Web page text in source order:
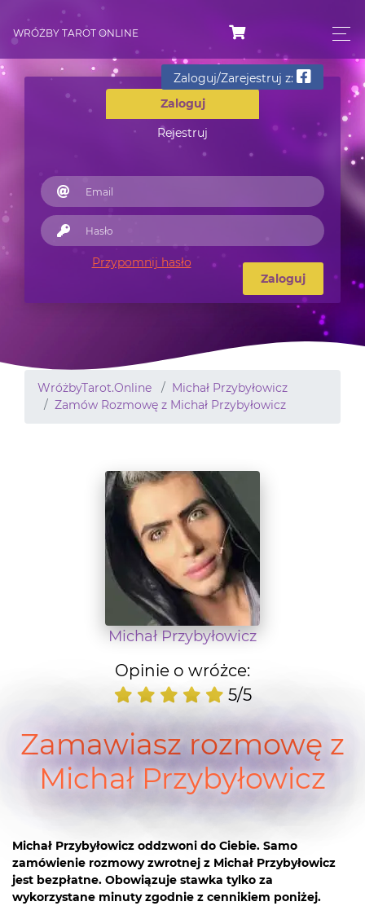
WRÓŻBY TAROT ONLINE
Zaloguj
Rejestruj
Zaloguj/Zarejestruj z:
Przypomnij hasło
Zaloguj
WróżbyTarot.Online
Michał Przybyłowicz
Zamów Rozmowę z Michał Przybyłowicz
Michał Przybyłowicz
Opinie o wróżce:
5/5
Zamawiasz rozmowę z
Michał Przybyłowicz
Michał Przybyłowicz oddzwoni do Ciebie. Samo
zamówienie rozmowy zwrotnej z Michał Przybyłowicz
jest bezpłatne. Obowiązuje stawka tylko za
wykorzystane minuty zgodnie z cennikiem poniżej.